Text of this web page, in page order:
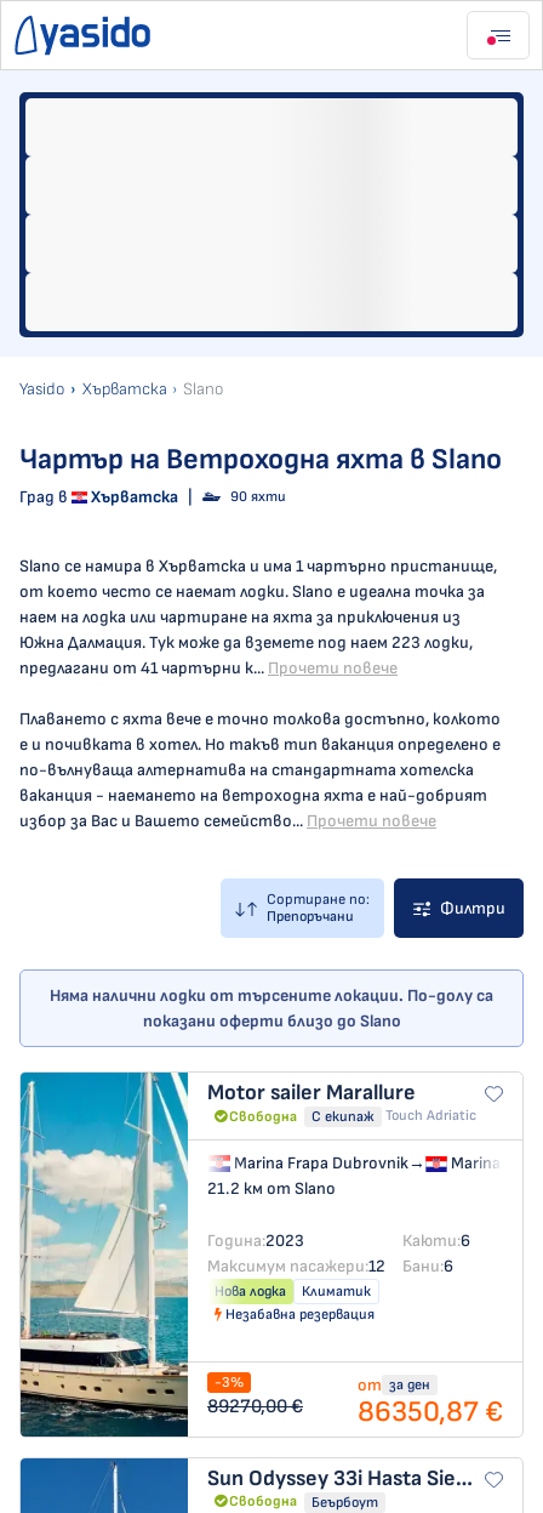
Yasido Хърватска Slano
Чартър на Ветроходна яхта в Slano
Град в Хърватска 90 яхти
Slano се намира в Хърватска и има 1 чартърно пристанище,
от което често се наемат лодки. Slano е идеална точка за
наем на лодка или чартиране на яхта за приключения из
Южна Далмация. Тук може да вземете под наем 223 лодки,
предлагани от 41 чартърни к... Прочети повече
Плаването с яхта вече е точно толкова достъпно, колкото
е и почивката в хотел. Но такъв тип ваканция определено е
по-вълнуваща алтернатива на стандартната хотелска
ваканция - наемането на ветроходна яхта е най-добрият
избор за Вас и Вашето семейство... Прочети повече
Сортиране по:
Препоръчани
Филтри
Няма налични лодки от търсените локации. По-долу са
показани оферти близо до Slano
Motor sailer Marallure
Свободна С екипаж Touch Adriatic
Marina Frapa Dubrovnik→
Marina
21.2 км от Slano
Година:2023 Каюти:6
Максимум пасажери:12 Бани:6
Нова лодка
Климатик
Незабавна резервация
-3%
89270,00 €
от за ден
86350,87 €
Sun Odyssey 33i Hasta Siempre
Свободна
Беърбоут